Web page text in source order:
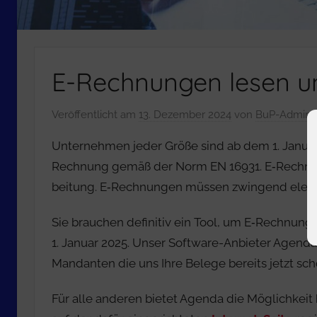
E-Rechnungen lesen
Veröffentlicht am 13. Dezember 2024 von BuP-Admin
Unternehmen jeder Größe sind ab dem 1.
Rechnung gemäß der Norm EN 16931.
beitung. E‑Rech­nungen müssen zwingend
Sie brauchen definitiv ein Tool, um
1. Januar 2025. Unser Software-Anbieter
Mandanten die uns Ihre Belege bereits jetzt
Für alle anderen bietet Agenda die Möglichkeit